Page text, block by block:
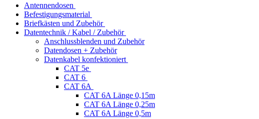
Antennendosen
Befestigungsmaterial
Briefkästen und Zubehör
Datentechnik / Kabel / Zubehör
Anschlussblenden und Zubehör
Datendosen + Zubehör
Datenkabel konfektioniert
CAT 5e
CAT 6
CAT 6A
CAT 6A Länge 0,15m
CAT 6A Länge 0,25m
CAT 6A Länge 0,5m